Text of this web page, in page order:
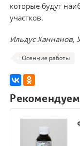
которые будут
участков.
Ильдус Ханнано​в,
Осенние работы